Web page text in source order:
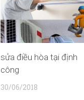
sửa điều hòa tại định
công
30/06/2018